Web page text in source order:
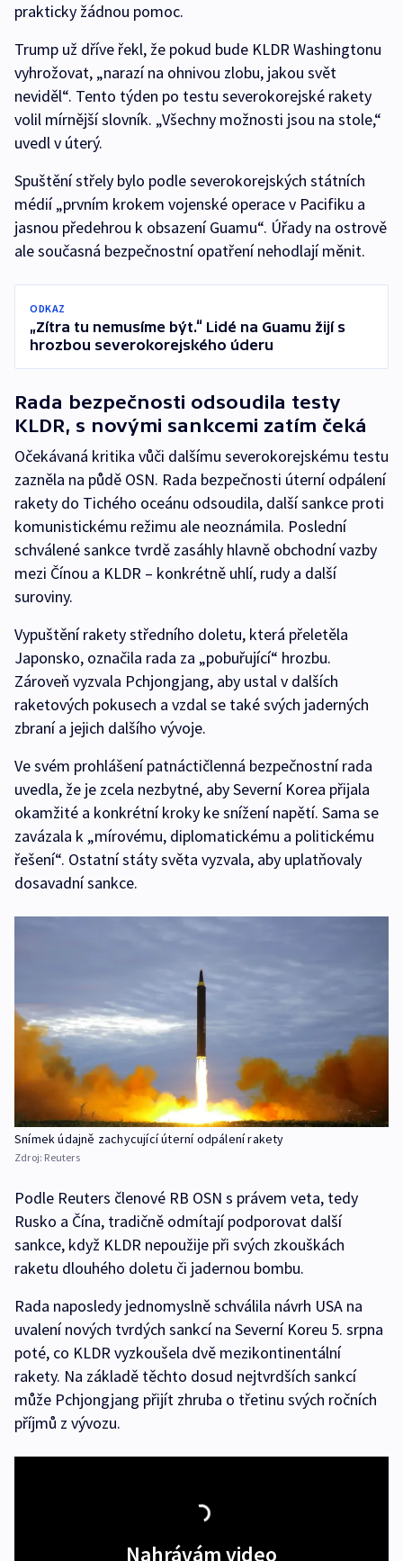
prakticky žádnou pomoc.
Trump už dříve řekl, že pokud bude KLDR Washingtonu
vyhrožovat, „narazí na ohnivou zlobu, jakou svět
neviděl“. Tento týden po testu severokorejské rakety
volil mírnější slovník. „Všechny možnosti jsou na stole,“
uvedl v úterý.
Spuštění střely bylo podle severokorejských státních
médií „prvním krokem vojenské operace v Pacifiku a
jasnou předehrou k obsazení Guamu“. Úřady na ostrově
ale současná bezpečnostní opatření nehodlají měnit.
ODKAZ
„Zítra tu nemusíme být.“ Lidé na Guamu žijí s
hrozbou severokorejského úderu
Rada bezpečnosti odsoudila testy
KLDR, s novými sankcemi zatím čeká
Očekávaná kritika vůči dalšímu severokorejskému testu
zazněla na půdě OSN. Rada bezpečnosti úterní odpálení
rakety do Tichého oceánu odsoudila, další sankce proti
komunistickému režimu ale neoznámila. Poslední
schválené sankce tvrdě zasáhly hlavně obchodní vazby
mezi Čínou a KLDR – konkrétně uhlí, rudy a další
suroviny.
Vypuštění rakety středního doletu, která přeletěla
Japonsko, označila rada za „pobuřující“ hrozbu.
Zároveň vyzvala Pchjongjang, aby ustal v dalších
raketových pokusech a vzdal se také svých jaderných
zbraní a jejich dalšího vývoje.
Ve svém prohlášení patnáctičlenná bezpečnostní rada
uvedla, že je zcela nezbytné, aby Severní Korea přijala
okamžité a konkrétní kroky ke snížení napětí. Sama se
zavázala k „mírovému, diplomatickému a politickému
řešení“. Ostatní státy světa vyzvala, aby uplatňovaly
dosavadní sankce.
Snímek údajně zachycující úterní odpálení rakety
Zdroj: Reuters
Podle Reuters členové RB OSN s právem veta, tedy
Rusko a Čína, tradičně odmítají podporovat další
sankce, když KLDR nepoužije při svých zkouškách
raketu dlouhého doletu či jadernou bombu.
Rada naposledy jednomyslně schválila návrh USA na
uvalení nových tvrdých sankcí na Severní Koreu 5. srpna
poté, co KLDR vyzkoušela dvě mezikontinentální
rakety. Na základě těchto dosud nejtvrdších sankcí
může Pchjongjang přijít zhruba o třetinu svých ročních
příjmů z vývozu.
Nahrávám video